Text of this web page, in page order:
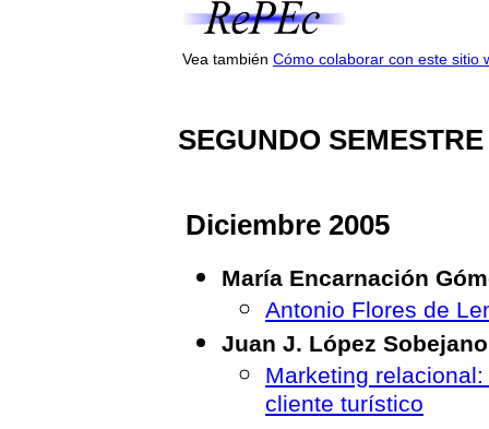
Vea también Cómo colaborar con este sitio
SEGUNDO
Diciembre 2005
María Encarnación
Antonio Flores de
Juan J. López Sobejano
Marketing
cliente turístico